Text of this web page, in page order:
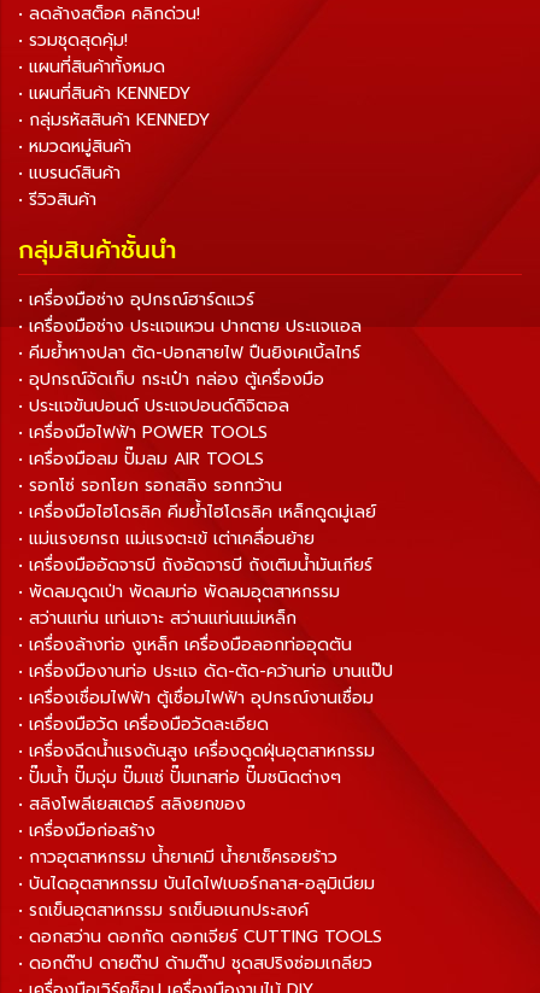
• ลดล้างสต็อค คลิกด่วน!
• รวมชุดสุดคุ้ม!
• แผนที่สินค้าทั้งหมด
• แผนที่สินค้า KENNEDY
• กลุ่มรหัสสินค้า KENNEDY
• หมวดหมู่สินค้า
• แบรนด์สินค้า
• รีวิวสินค้า
กลุ่มสินค้าชั้นนำ
• เครื่องมือช่าง อุปกรณ์ฮาร์ดแวร์
• เครื่องมือช่าง ประแจแหวน ปากตาย ประแจแอล
• คีมย้ำหางปลา ตัด-ปอกสายไฟ ปืนยิงเคเบิ้ลไทร์
• อุปกรณ์จัดเก็บ กระเป๋า กล่อง ตู้เครื่องมือ
• ประแจขันปอนด์ ประแจปอนด์ดิจิตอล
• เครื่องมือไฟฟ้า POWER TOOLS
• เครื่องมือลม ปั๊มลม AIR TOOLS
• รอกโซ่ รอกโยก รอกสลิง รอกกว้าน
• เครื่องมือไฮโดรลิค คีมย้ำไฮโดรลิค เหล็กดูดมู่เลย์
• แม่แรงยกรถ แม่แรงตะเข้ เต่าเคลื่อนย้าย
• เครื่องมืออัดจารบี ถังอัดจารบี ถังเติมน้ำมันเกียร์
• พัดลมดูดเป่า พัดลมท่อ พัดลมอุตสาหกรรม
• สว่านแท่น แท่นเจาะ สว่านแท่นแม่เหล็ก
• เครื่องล้างท่อ งูเหล็ก เครื่องมือลอกท่ออุดตัน
• เครื่องมืองานท่อ ประแจ ดัด-ตัด-คว้านท่อ บานแป๊ป
• เครื่องเชื่อมไฟฟ้า ตู้เชื่อมไฟฟ้า อุปกรณ์งานเชื่อม
• เครื่องมือวัด เครื่องมือวัดละเอียด
• เครื่องฉีดน้ำแรงดันสูง เครื่องดูดฝุ่นอุตสาหกรรม
• ปั๊มน้ำ ปั๊มจุ่ม ปั๊มแช่ ปั๊มเทสท่อ ปั๊มชนิดต่างๆ
• สลิงโพลีเยสเตอร์ สลิงยกของ
• เครื่องมือก่อสร้าง
• กาวอุตสาหกรรม น้ำยาเคมี น้ำยาเช็ครอยร้าว
• บันไดอุตสาหกรรม บันไดไฟเบอร์กลาส-อลูมิเนียม
• รถเข็นอุตสาหกรรม รถเข็นอเนกประสงค์
• ดอกสว่าน ดอกกัด ดอกเจียร์ CUTTING TOOLS
• ดอกต๊าป ดายต๊าป ด้ามต๊าป ชุดสปริงซ่อมเกลียว